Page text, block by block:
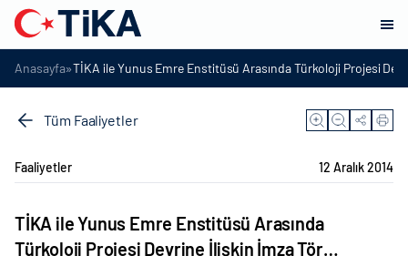
Anasayfa»TİKA ile Yunus Emre Enstitüsü Arasında Türkoloji Projesi
Tüm Faaliyetler
Faaliyetler 12 Aralık 2014
TİKA ile Yunus Emre Enstitüsü Arasında
Türkoloji Projesi Devrine İlişkin İmza Tör…